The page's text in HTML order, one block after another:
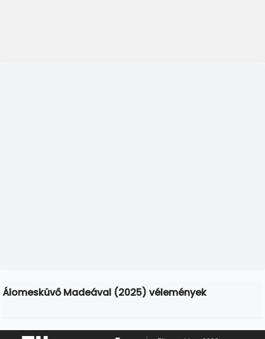
Álomesküvő Madeával (2025) vélemények